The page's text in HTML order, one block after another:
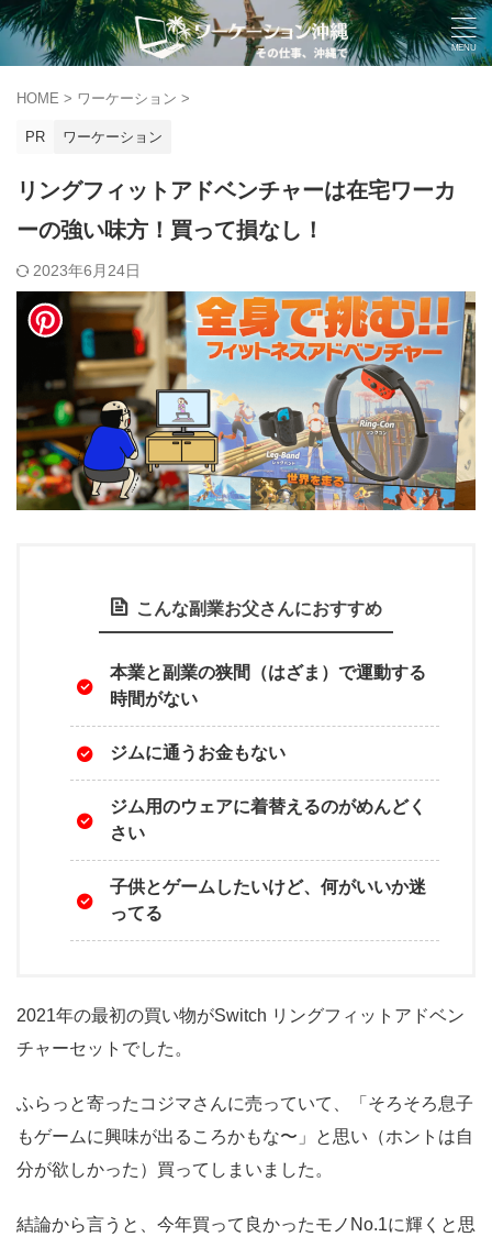
HOME > ワーケーション >
PR ワーケーション
リングフィットアドベンチャーは在宅ワーカ
ーの強い味方！買って損なし！
2023年6月24日
こんな副業お父さんにおすすめ
本業と副業の狭間（はざま）で運動する
時間がない
ジムに通うお金もない
ジム用のウェアに着替えるのがめんどく
さい
子供とゲームしたいけど、何がいいか迷
ってる
2021年の最初の買い物がSwitch リングフィットアドベン
チャーセットでした。
ふらっと寄ったコジマさんに売っていて、「そろそろ息子
もゲームに興味が出るころかもな〜」と思い（ホントは自
分が欲しかった）買ってしまいました。
結論から言うと、今年買って良かったモノNo.1に輝くと思